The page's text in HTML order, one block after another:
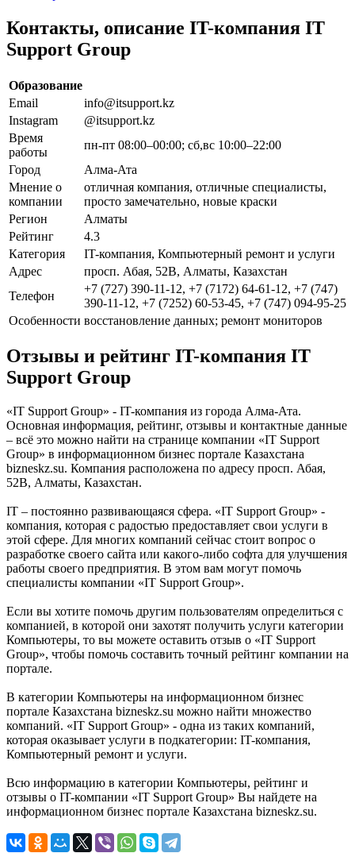
Контакты, описание IT-компания IT
Support Group
Образование
Email
info@itsupport.kz
Instagram
@itsupport.kz
Время
работы
пн-пт 08:00–00:00; сб,вс 10:00–22:00
Город
Алма-Ата
Мнение о
компании
отличная компания, отличные специалисты,
просто замечательно, новые краски
Регион
Алматы
Рейтинг
4.3
Категория
IT-компания, Компьютерный ремонт и услуги
Адрес
просп. Абая, 52В, Алматы, Казахстан
Телефон
+7 (727) 390-11-12, +7 (7172) 64-61-12, +7 (747)
390-11-12, +7 (7252) 60-53-45, +7 (747) 094-95-25
Особенности восстановление данных; ремонт мониторов
Отзывы и рейтинг IT-компания IT
Support Group
«IT Support Group» - IT-компания из города Алма-Ата.
Основная информация, рейтинг, отзывы и контактные данные
– всё это можно найти на странице компании «IT Support
Group» в информационном бизнес портале Казахстана
bizneskz.su. Компания расположена по адресу просп. Абая,
52В, Алматы, Казахстан.
IT – постоянно развивающаяся сфера. «IT Support Group» -
компания, которая с радостью предоставляет свои услуги в
этой сфере. Для многих компаний сейчас стоит вопрос о
разработке своего сайта или какого-либо софта для улучшения
работы своего предприятия. В этом вам могут помочь
специалисты компании «IT Support Group».
Если вы хотите помочь другим пользователям определиться с
компанией, в которой они захотят получить услуги категории
Компьютеры, то вы можете оставить отзыв о «IT Support
Group», чтобы помочь составить точный рейтинг компании на
портале.
В категории Компьютеры на информационном бизнес
портале Казахстана bizneskz.su можно найти множество
компаний. «IT Support Group» - одна из таких компаний,
которая оказывает услуги в подкатегории: IT-компания,
Компьютерный ремонт и услуги.
Всю информацию в категории Компьютеры, рейтинг и
отзывы о IT-компании «IT Support Group» Вы найдете на
информационном бизнес портале Казахстана bizneskz.su.